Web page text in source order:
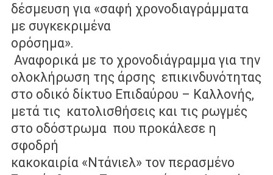
δέσμευση για «σαφή χρονοδιαγράμματα
με συγκεκριμένα
ορόσημα».
Αναφορικά με το χρονοδιάγραμμα για την
ολοκλήρωση της άρσης επικινδυνότητας
στο οδικό δίκτυο Επιδαύρου – Καλλονής,
μετά τις κατολισθήσεις και τις ρωγμές
στο οδόστρωμα που προκάλεσε η
σφοδρή
κακοκαιρία «Ντάνιελ» τον περασμένο